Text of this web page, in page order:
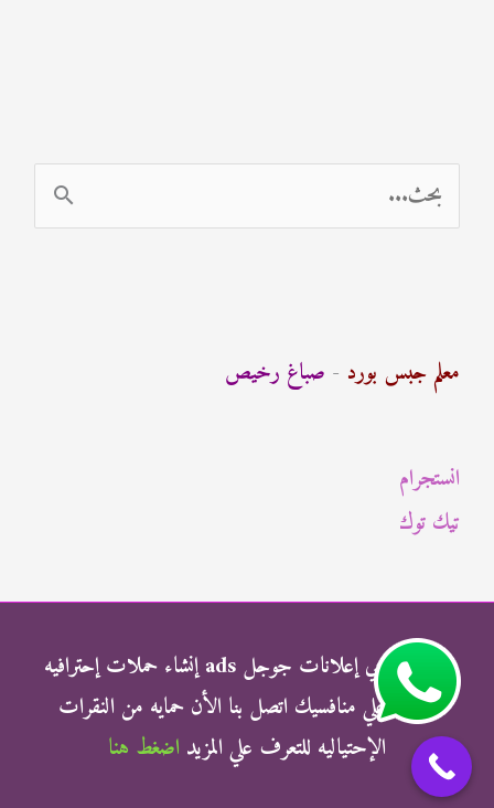
ل
:
معلم جبس بورد - صباغ رخيص
انستجرام
تيك توك
شركة الناجي إعلانات جوجل ads إنشاء حملات إحترافيه
وتفوق علي منافسيك اتصل بنا الأن حمايه من النقرات
الإحتياليه للتعرف علي المزيد اضغط هنا